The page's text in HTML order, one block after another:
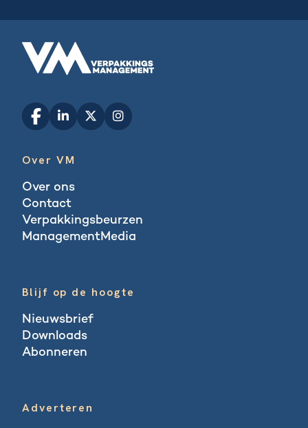
Over VM
Over ons
Contact
Verpakkingsbeurzen
ManagementMedia
Blijf op de hoogte
Nieuwsbrief
Downloads
Abonneren
Adverteren